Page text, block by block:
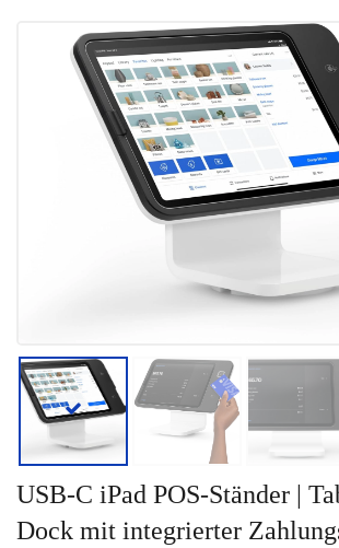
USB-C iPad POS-Ständer |
Dock mit integrierter